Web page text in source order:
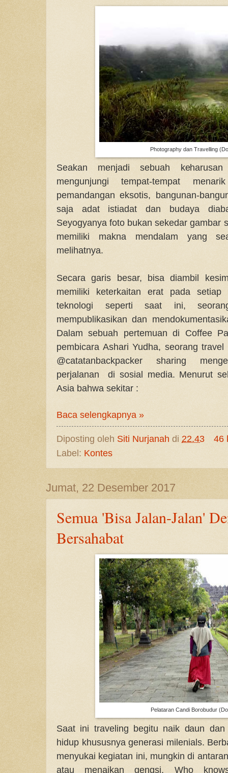
Photography dan Travelling
Seakan menjadi sebuah
mengunjungi tempat-tempat
pemandangan eksotis, bangunan-
saja adat istiadat dan budaya
Seyogyanya foto bukan sekedar gambar
memiliki makna mendalam yang
melihatnya.
Secara garis besar, bisa diambil
memiliki keterkaitan erat pada
teknologi seperti saat ini,
mempublikasikan dan
Dalam sebuah pertemuan di Coffee
pembicara Ashari Yudha, seorang
@catatanbackpacker sharing
perjalanan di sosial media. Menurut
Asia bahwa sekitar :
Baca selengkapnya »
Diposting oleh Siti Nurjanah di 22.43
46
Label: Kontes
Jumat, 22 Desember 2017
Semua 'Bisa Jalan-Jalan'
Bersahabat
Pelataran Candi Borobudur
Saat ini traveling begitu naik daun
hidup khususnya generasi milenials.
menyukai kegiatan ini, mungkin di
atau menaikan gengsi, Who